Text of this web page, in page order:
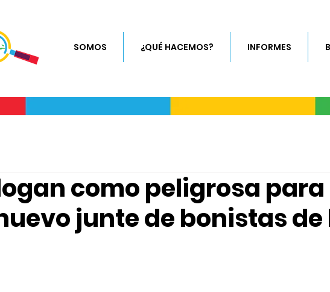
SOMOS ¿QUÉ HACEMOS? INFORMES
como peligrosa para
junte de bonistas de